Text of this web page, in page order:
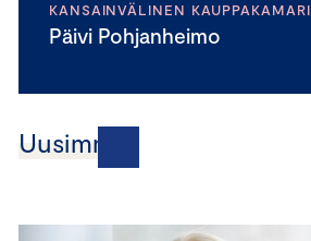
KANSAINVÄLINEN KAUPPAKAMARI
Päivi Pohjanheimo
Uusimmat